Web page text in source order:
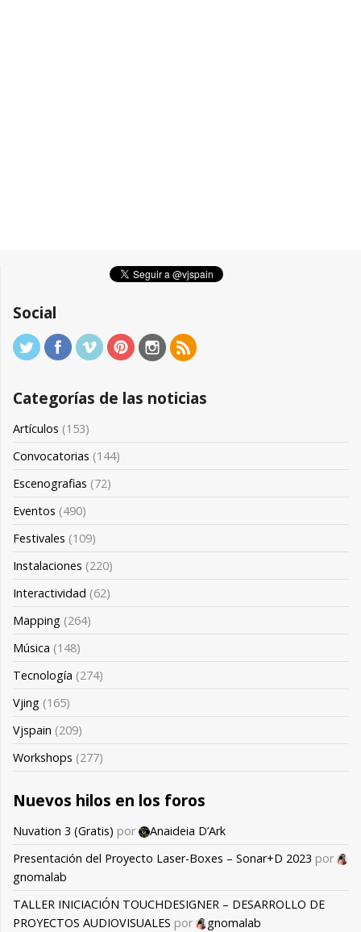
Social
Categorías de las noticias
Artículos (153)
Convocatorias (144)
Escenografias (72)
Eventos (490)
Festivales (109)
Instalaciones (220)
Interactividad (62)
Mapping (264)
Música (148)
Tecnología (274)
Vjing (165)
Vjspain (209)
Workshops (277)
Nuevos hilos en los foros
Nuvation 3 (Gratis) por
Anaideia D’Ark
Presentación del Proyecto Laser-Boxes – Sonar+D 2023 por
gnomalab
TALLER INICIACIÓN TOUCHDESIGNER – DESARROLLO DE
PROYECTOS AUDIOVISUALES por
gnomalab